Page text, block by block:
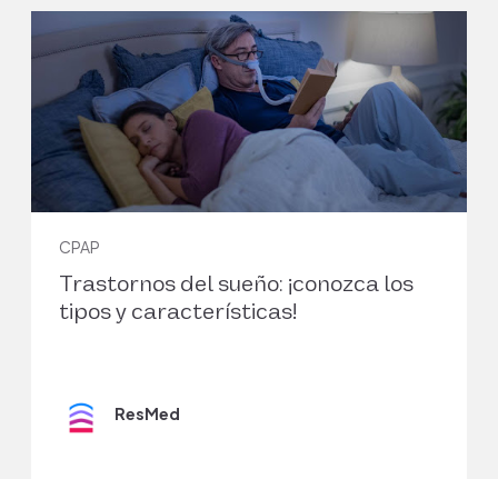
CPAP
Trastornos del sueño: ¡conozca los
tipos y características!
ResMed